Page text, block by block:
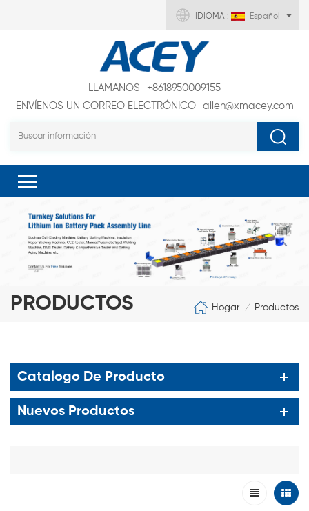
IDIOMA : Español
LLAMANOS
+8618950009155
ENVÍENOS UN CORREO ELECTRÓNICO
allen@xmacey.com
PRODUCTOS Hogar / Productos
Catalogo De Producto
Nuevos Productos